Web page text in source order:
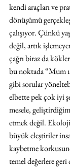
kendi araçları ve
dönüşümü
çalışıyor. Çünkü
değil, artık
çağrı biraz da
bu noktada “Mum
gibi sorular
elbette pek çok iyi
mesele,
etmek değil.
büyük eleştiriler
kaybetme
temel değerlere